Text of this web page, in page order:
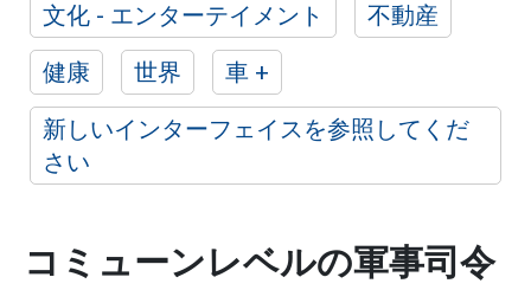
文化 - エンターテイメント
不動産
健康
世界
車 +
新しいインターフェイスを参照してくだ
さい
コミューンレベルの軍事司令